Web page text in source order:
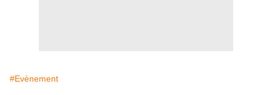
#Evènement